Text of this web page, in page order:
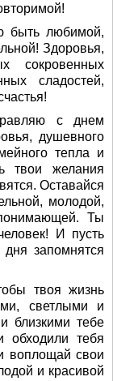
быть любимой,
Здоровья,
сокровенных
сладостей,
с днем
душевного
тепла и
твои желания
Оставайся
молодой,
Ты
И пусть
запомнятся
твоя жизнь
светлыми и
близкими тебе
обходили тебя
воплощай свои
и красивой